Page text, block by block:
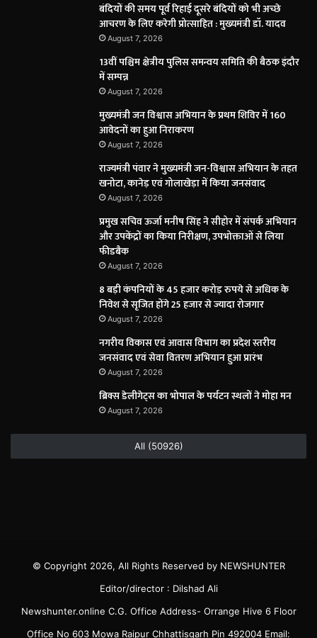
बंदियों की समय पूर्व रिहाई दूसरे बंदियों को भी अच्छे
आचरण के लिए करेगी प्रोत्साहित : मुख्यमंत्री डॉ. यादव
August 7, 2026
13वीं पश्चिम क्षेत्रीय पुलिस समन्वय समिति की बैठक इंदौर
में सम्पन्न
August 7, 2026
मुख्यमंत्री जन विश्वास अभियान के प्रथम शिविर में 160
आवेदनों का हुआ निराकरण
August 7, 2026
राज्यमंत्री पंवार ने मुख्यमंत्री जन-विश्वास अभियान के तहत
खनोटा, कानेड़ एवं गोलाखेड़ा में किया जनसंवाद
August 7, 2026
प्रमुख सचिव ऊर्जा मनीष सिंह ने सीहोर में संपर्क अभियान
और उपकेंद्रों का किया निरीक्षण, उपभोक्ताओं से लिया
फीडबैक
August 7, 2026
8 बड़ी कंपनियों के 45 हजार करोड़ रुपये से अधिक के
निवेश से सृजित होंगे 25 हजार से ज्यादा रोजगार
August 7, 2026
नगरीय विकास एवं आवास विभाग का प्रदेश स्तरीय
जनसंवाद एवं सेवा वितरण अभियान हुआ प्रारंभ
August 7, 2026
ब्रिक्स डेलीगेट्स का भोपाल के पर्यटन स्थलों ने मोहा मन
August 7, 2026
All (50926)
© Copyright 2026, All Rights Reserved by NEWSHUNTER
Editor/director : Dilshad Ali
Newshunter.online C.G. Office Address- Orrange Hive 6 Floor
Office No 603 Mowa Raipur Chhattisgarh Pin 492004 Email: